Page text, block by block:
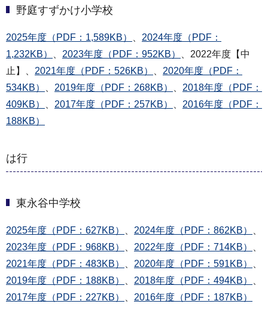
野庭すずかけ小学校
2025年度（PDF：1,589KB）
2024年度（PDF：
1,232KB）
2023年度（PDF：952KB）
、2022年度【中
止】、 2021年度（PDF：526KB）
2020年度（PDF：
534KB）
2019年度（PDF：268KB）
2018年度（PDF：
409KB）
2017年度（PDF：257KB）
2016年度（PDF：
188KB）
は行
東永谷中学校
2025年度（PDF：627KB） 2024年度（PDF：862KB）
2023年度（PDF：968KB）
2022年度（PDF：714KB）
2021年度（PDF：483KB）
2020年度（PDF：591KB）
2019年度（PDF：188KB）
2018年度（PDF：494KB）
2017年度（PDF：227KB）
2016年度（PDF：187KB）